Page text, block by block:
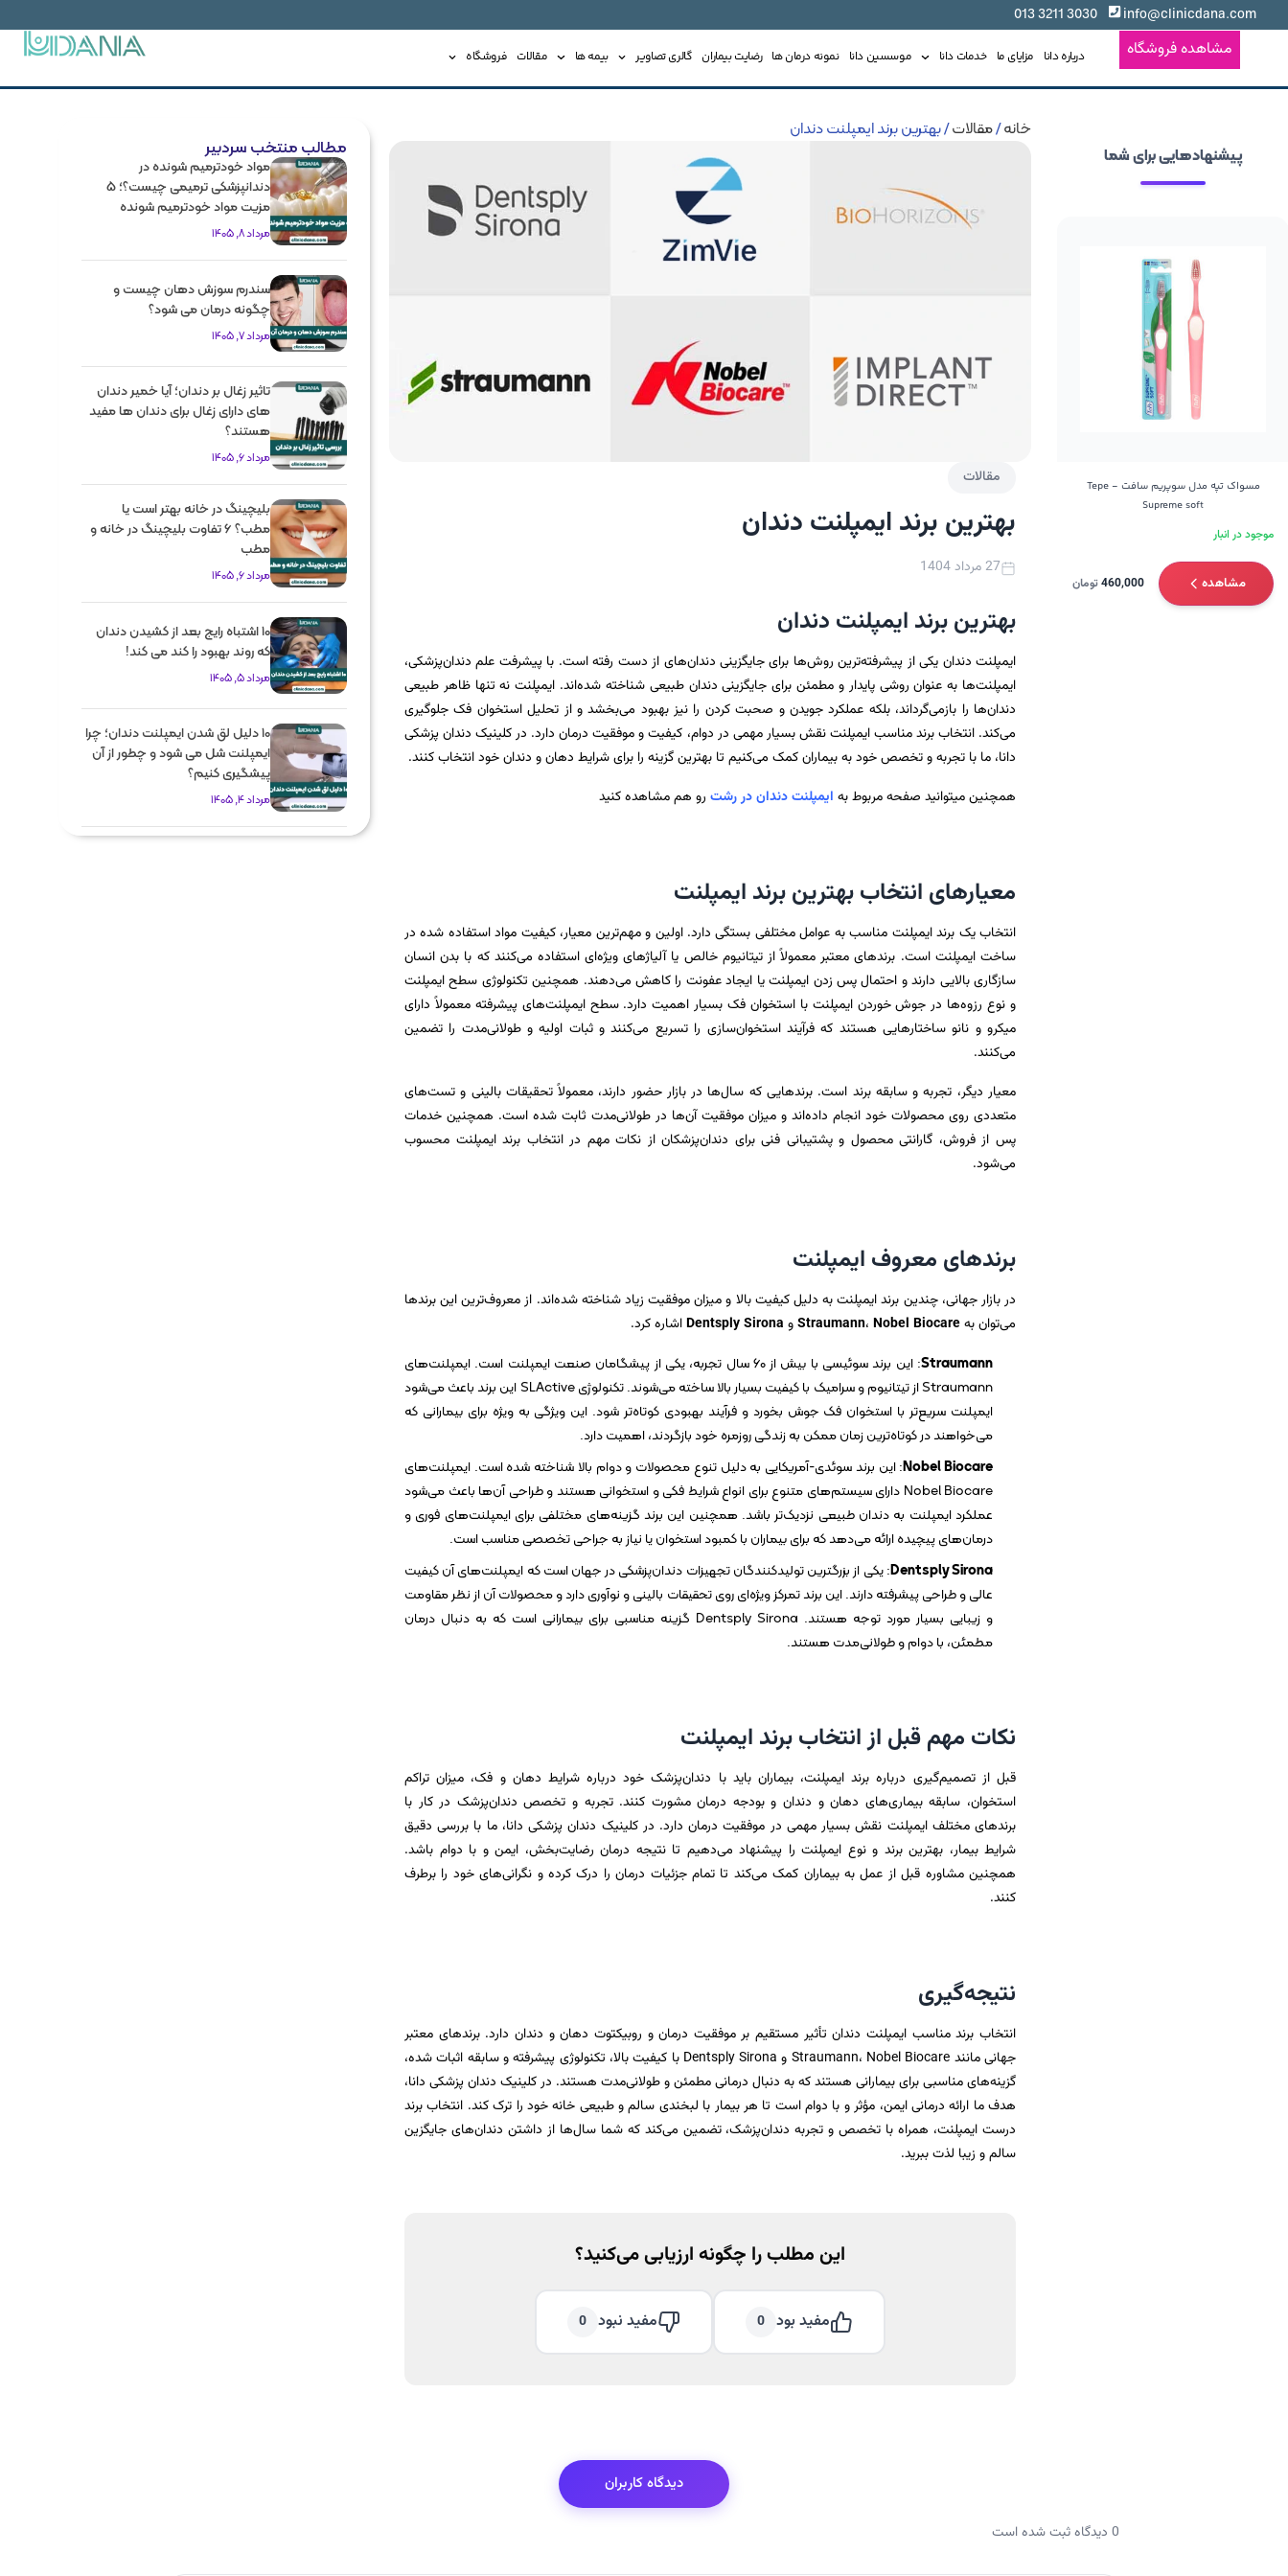
info@clinicdana.com
3030 3211 013
مشاهده فروشگاه درباره دانا مزایای ما خدمات دانا موسسین دانا نمونه درمان ها رضایت بیماران گالری تصاویر بیمه ها مقالات فروشگاه
پیشنهادهایی برای شما
مسواک تپه مدل سوپریم سافت - Tepe
Supreme soft
موجود در انبار
مشاهده 460,000تومان
خانه/مقالات/ بهترین برند ایمپلنت دندان
مقالات
بهترین برند ایمپلنت دندان
27 مرداد 1404
بهترین برند ایمپلنت دندان
ایمپلنت دندان یکی از پیشرفته‌ترین روش‌ها برای جایگزینی دندان‌های از دست رفته است. با پیشرفت علم دندان‌پزشکی،
ایمپلنت‌ها به عنوان روشی پایدار و مطمئن برای جایگزینی دندان طبیعی شناخته شده‌اند. ایمپلنت نه تنها ظاهر طبیعی
دندان‌ها را بازمی‌گرداند، بلکه عملکرد جویدن و صحبت کردن را نیز بهبود می‌بخشد و از تحلیل استخوان فک جلوگیری
می‌کند. انتخاب برند مناسب ایمپلنت نقش بسیار مهمی در دوام، کیفیت و موفقیت درمان دارد. در کلینیک دندان پزشکی
دانا، ما با تجربه و تخصص خود به بیماران کمک می‌کنیم تا بهترین گزینه را برای شرایط دهان و دندان خود انتخاب کنند.
همچنین میتوانید صفحه مربوط به ایمپلنت دندان در رشت رو هم مشاهده کنید
معیارهای انتخاب بهترین برند ایمپلنت
انتخاب یک برند ایمپلنت مناسب به عوامل مختلفی بستگی دارد. اولین و مهم‌ترین معیار، کیفیت مواد استفاده شده در
ساخت ایمپلنت است. برندهای معتبر معمولاً از تیتانیوم خالص یا آلیاژهای ویژه‌ای استفاده می‌کنند که با بدن انسان
سازگاری بالایی دارند و احتمال پس زدن ایمپلنت یا ایجاد عفونت را کاهش می‌دهند. همچنین تکنولوژی سطح ایمپلنت
و نوع رزوه‌ها در جوش خوردن ایمپلنت با استخوان فک بسیار اهمیت دارد. سطح ایمپلنت‌های پیشرفته معمولاً دارای
میکرو و نانو ساختارهایی هستند که فرآیند استخوان‌سازی را تسریع می‌کنند و ثبات اولیه و طولانی‌مدت را تضمین
می‌کنند.
معیار دیگر، تجربه و سابقه برند است. برندهایی که سال‌ها در بازار حضور دارند، معمولاً تحقیقات بالینی و تست‌های
متعددی روی محصولات خود انجام داده‌اند و میزان موفقیت آن‌ها در طولانی‌مدت ثابت شده است. همچنین خدمات
پس از فروش، گارانتی محصول و پشتیبانی فنی برای دندان‌پزشکان از نکات مهم در انتخاب برند ایمپلنت محسوب
می‌شود.
برندهای معروف ایمپلنت
در بازار جهانی، چندین برند ایمپلنت به دلیل کیفیت بالا و میزان موفقیت زیاد شناخته شده‌اند. از معروف‌ترین این برندها
می‌توان به
Straumann، Nobel Biocare و Dentsply Sironaاشاره کرد.
Straumann
: این برند سوئیسی با بیش از ۶۰ سال تجربه، یکی از پیشگامان صنعت ایمپلنت است. ایمپلنت‌های
Straumann از تیتانیوم و سرامیک با کیفیت بسیار بالا ساخته می‌شوند. تکنولوژی SLActive این برند باعث می‌شود
ایمپلنت سریع‌تر با استخوان فک جوش بخورد و فرآیند بهبودی کوتاه‌تر شود. این ویژگی به ویژه برای بیمارانی که
می‌خواهند در کوتاه‌ترین زمان ممکن به زندگی روزمره خود بازگردند، اهمیت دارد.
Nobel Biocare: این برند سوئدی-آمریکایی به دلیل تنوع محصولات و دوام بالا شناخته شده است. ایمپلنت‌های
Nobel Biocare دارای سیستم‌های متنوع برای انواع شرایط فکی و استخوانی هستند و طراحی آن‌ها باعث می‌شود
عملکرد ایمپلنت به دندان طبیعی نزدیک‌تر باشد. همچنین این برند گزینه‌های مختلفی برای ایمپلنت‌های فوری و
درمان‌های پیچیده ارائه می‌دهد که برای بیماران با کمبود استخوان یا نیاز به جراحی تخصصی مناسب است.
Dentsply Sirona: یکی از بزرگترین تولیدکنندگان تجهیزات دندان‌پزشکی در جهان است که ایمپلنت‌های آن کیفیت
عالی و طراحی پیشرفته دارند. این برند تمرکز ویژه‌ای روی تحقیقات بالینی و نوآوری دارد و محصولات آن از نظر مقاومت
و زیبایی بسیار مورد توجه هستند. Dentsply Sirona گزینه مناسبی برای بیمارانی است که به دنبال درمان
مطمئن، با دوام و طولانی‌مدت هستند.
نکات مهم قبل از انتخاب برند ایمپلنت
قبل از تصمیم‌گیری درباره برند ایمپلنت، بیماران باید با دندان‌پزشک خود درباره شرایط دهان و فک، میزان تراکم
استخوان، سابقه بیماری‌های دهان و دندان و بودجه درمان مشورت کنند. تجربه و تخصص دندان‌پزشک در کار با
برندهای مختلف ایمپلنت نقش بسیار مهمی در موفقیت درمان دارد. در کلینیک دندان پزشکی دانا، ما با بررسی دقیق
شرایط بیمار، بهترین برند و نوع ایمپلنت را پیشنهاد می‌دهیم تا نتیجه درمان رضایت‌بخش، ایمن و با دوام باشد.
همچنین مشاوره قبل از عمل به بیماران کمک می‌کند تا تمام جزئیات درمان را درک کرده و نگرانی‌های خود را برطرف
کنند.
نتیجه‌گیری
انتخاب برند مناسب ایمپلنت دندان تأثیر مستقیم بر موفقیت درمان و روبیکتوت دهان و دندان دارد. برندهای معتبر
جهانی مانند Straumann، Nobel Biocare و Dentsply Sirona با کیفیت بالا، تکنولوژی پیشرفته و سابقه اثبات شده،
گزینه‌های مناسبی برای بیمارانی هستند که به دنبال درمانی مطمئن و طولانی‌مدت هستند. در کلینیک دندان پزشکی دانا،
هدف ما ارائه درمانی ایمن، مؤثر و با دوام است تا هر بیمار با لبخندی سالم و طبیعی خانه خود را ترک کند. انتخاب برند
درست ایمپلنت، همراه با تخصص و تجربه دندان‌پزشک، تضمین می‌کند که شما سال‌ها از داشتن دندان‌های جایگزین
سالم و زیبا لذت ببرید.
این مطلب را چگونه ارزیابی می‌کنید؟
مفید بود 0 مفید نبود 0
مطالب منتخب سردبیر
مواد خودترمیم شونده در
دندانپزشکی ترمیمی چیست؟؛ 5
مزیت مواد خودترمیم شونده
مرداد 8, 1405
سندرم سوزش دهان چیست و
چگونه درمان می شود؟
مرداد 7, 1405
تاثیر زغال بر دندان؛ آیا خمیر دندان
های دارای زغال برای دندان ها مفید
هستند؟
مرداد 6, 1405
بلیچینگ در خانه بهتر است یا
مطب؟ 6 تفاوت بلیچینگ در خانه و
مطب
مرداد 6, 1405
10 اشتباه رایج بعد از کشیدن دندان
که روند بهبود را کند می کند!
مرداد 5, 1405
10 دلیل لق شدن ایمپلنت دندان؛ چرا
ایمپلنت شل می شود و چطور از آن
پیشگیری کنیم؟
مرداد 4, 1405
دیدگاه کاربران
0 دیدگاه ثبت شده است